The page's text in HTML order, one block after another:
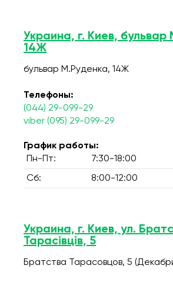
Украина, г. Киев, бульвар
14Ж
бульвар М.Руденка, 14Ж
Телефоны:
(044) 29-099-29
viber (095) 29-099-29
График работы:
Пн-Пт:
7:30-18:00
Сб: 8:00-12:00
Украина, г. Киев, ул.
Тарасівців, 5
Братства Тарасовцов, 5